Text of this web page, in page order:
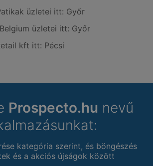
üzletei itt: Győr
üzletei itt: Győr
kft itt: Pécsi
Prospecto.hu nevű
kategória szerint, és böngészés
és a akciós újságok között